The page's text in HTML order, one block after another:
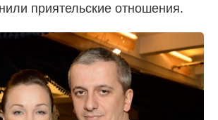
приятельские отношения.